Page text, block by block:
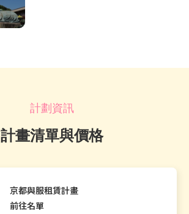
計劃資訊
計畫清單與價格
京都與服租賃計畫
前往名單